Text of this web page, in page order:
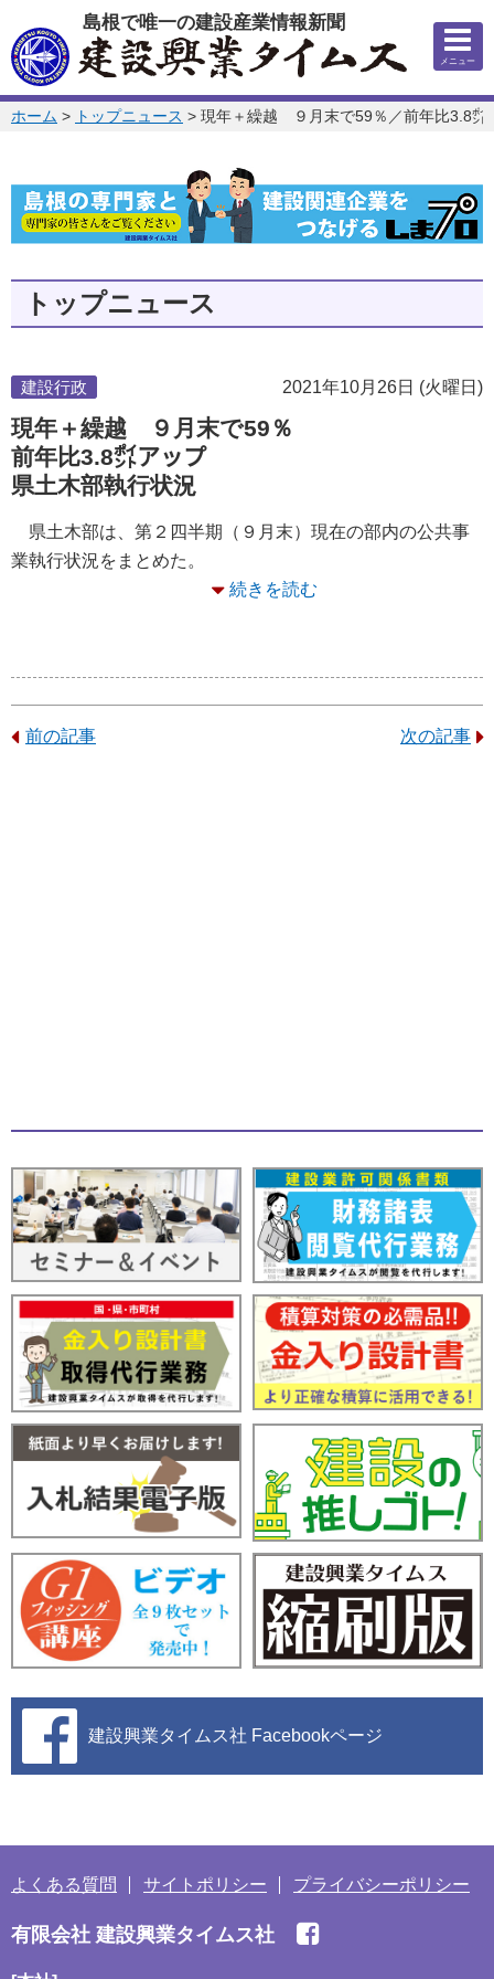
このページの本文へ
島根で唯一の建設産業情報新聞
メニュー
このページの位置:
ホーム > トップニュース > 現年＋繰越 ９月末で59％／前年比3.8㌽
トップニュース
2021年10月26日 (火曜日)
建設行政
現年＋繰越 ９月末で59％
前年比3.8㌽アップ
県土木部執行状況
県土木部は、第２四半期（９月末）現在の部内の公共事
業執行状況をまとめた。
続きを読む
前の記事 次の記事
建設興業タイムス社 Facebookページ
よくある質問 サイトポリシー プライバシーポリシー
有限会社 建設興業タイムス社